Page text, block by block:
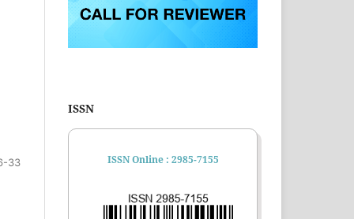
33
ISSN
ISSN Online : 2985-7155